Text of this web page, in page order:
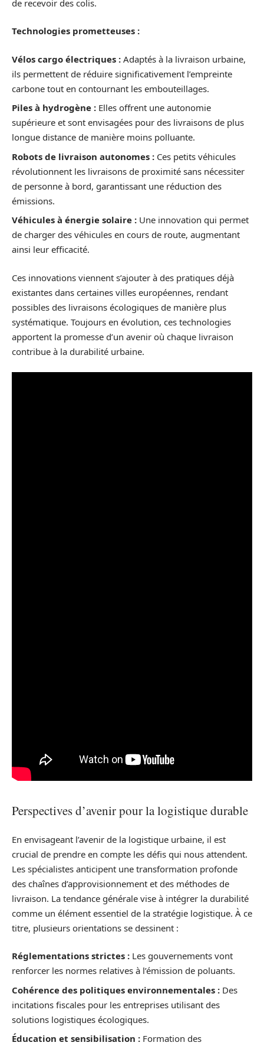
de recevoir des colis.
Technologies prometteuses :
Vélos cargo électriques : Adaptés à la livraison urbaine,
ils permettent de réduire significativement l’empreinte
carbone tout en contournant les embouteillages.
Piles à hydrogène : Elles offrent une autonomie
supérieure et sont envisagées pour des livraisons de plus
longue distance de manière moins polluante.
Robots de livraison autonomes : Ces petits véhicules
révolutionnent les livraisons de proximité sans nécessiter
de personne à bord, garantissant une réduction des
émissions.
Véhicules à énergie solaire : Une innovation qui permet
de charger des véhicules en cours de route, augmentant
ainsi leur efficacité.
Ces innovations viennent s’ajouter à des pratiques déjà
existantes dans certaines villes européennes, rendant
possibles des livraisons écologiques de manière plus
systématique. Toujours en évolution, ces technologies
apportent la promesse d’un avenir où chaque livraison
contribue à la durabilité urbaine.
Perspectives d’avenir pour la logistique durable
En envisageant l’avenir de la logistique urbaine, il est
crucial de prendre en compte les défis qui nous attendent.
Les spécialistes anticipent une transformation profonde
des chaînes d’approvisionnement et des méthodes de
livraison. La tendance générale vise à intégrer la durabilité
comme un élément essentiel de la stratégie logistique. À ce
titre, plusieurs orientations se dessinent :
Réglementations strictes : Les gouvernements vont
renforcer les normes relatives à l’émission de poluants.
Cohérence des politiques environnementales : Des
incitations fiscales pour les entreprises utilisant des
solutions logistiques écologiques.
Éducation et sensibilisation : Formation des